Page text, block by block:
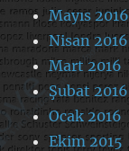
Mayıs 2016
Nisan 2016
Mart 2016
Şubat 2016
Ocak 2016
Ekim 2015